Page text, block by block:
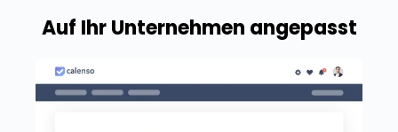
Auf Ihr Unternehmen angepasst